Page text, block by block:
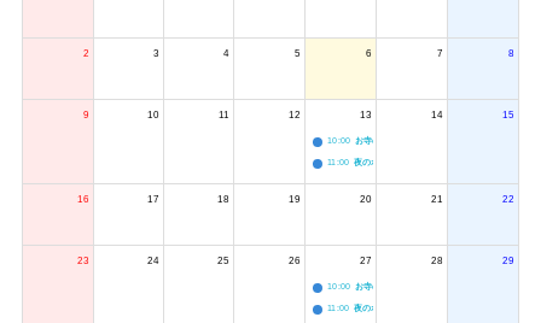
2 3 4 5 6 7 8
9 10 11 12 13
10:00 お寺のジャグリング教室
11:00 夜のボードゲーム会
14 15
16 17 18 19 20 21 22
23 24 25 26 27
10:00 お寺のジャグリング教室
11:00 夜のボードゲーム会
28 29